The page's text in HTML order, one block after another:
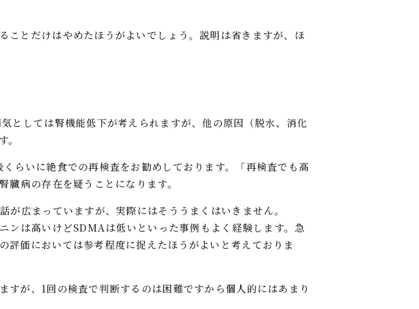
ことだけはやめたほうがよいでしょう。説明は省きますが、ほ
としては腎機能低下が考えられますが、他の原因（脱水、消化
らいに絶食での再検査をお勧めしております。「再検査でも高
病の存在を疑うことになります。
広まっていますが、実際にはそううまくはいきません。
ンは高いけどSDMAは低いといった事例もよく経験します。急
価においては参考程度に捉えたほうがよいと考えておりま
が、1回の検査で判断するのは困難ですから個人的にはあまり